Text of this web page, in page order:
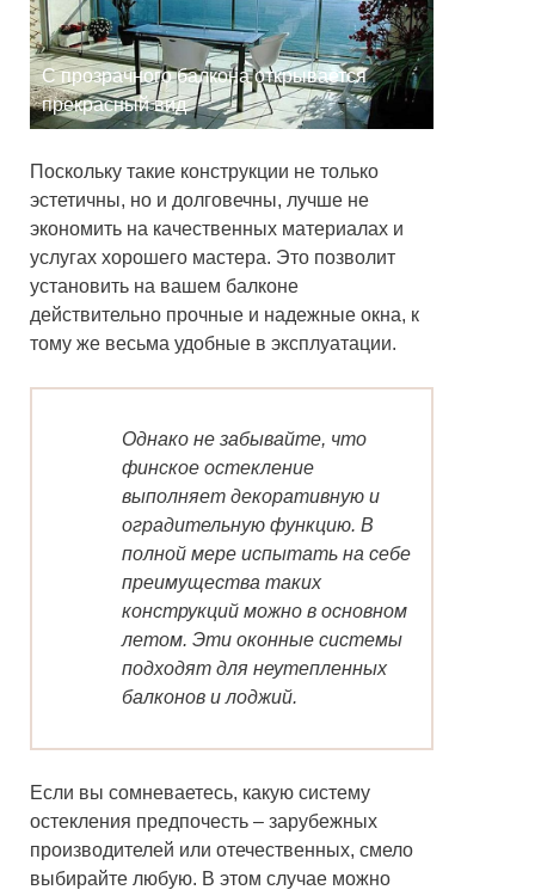
С прозрачного балкона открывается
прекрасный вид
Поскольку такие конструкции не только
эстетичны, но и долговечны, лучше не
экономить на качественных материалах и
услугах хорошего мастера. Это позволит
установить на вашем балконе
действительно прочные и надежные окна, к
тому же весьма удобные в эксплуатации.
Однако не забывайте, что
финское остекление
выполняет декоративную и
оградительную функцию. В
полной мере испытать на себе
преимущества таких
конструкций можно в основном
летом. Эти оконные системы
подходят для неутепленных
балконов и лоджий.
Если вы сомневаетесь, какую систему
остекления предпочесть – зарубежных
производителей или отечественных, смело
выбирайте любую. В этом случае можно